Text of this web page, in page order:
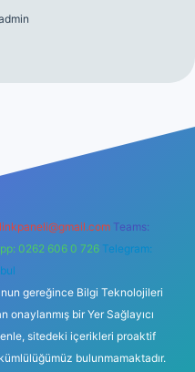
Teams:
0262 606 0 726 Telegram:
gereğince Bilgi Teknolojileri
onaylanmış bir Yer Sağlayıcı
sitedeki içerikleri proaktif
bulunmamaktadır.